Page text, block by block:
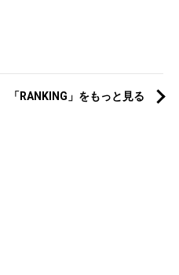
「RANKING」をもっと見る